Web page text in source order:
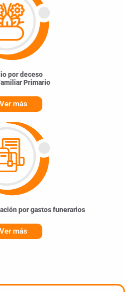
por deceso
Primario
Ver más
por gastos funerarios
Ver más